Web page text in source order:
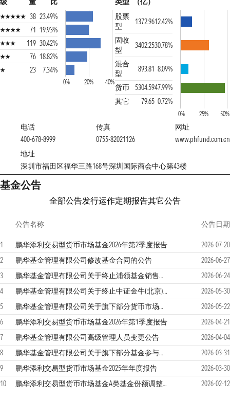
38 23.49%
71 19.93%
119 30.42%
76 18.82%
23
7.34%
0% 20% 40%
股票
型
1372.9612.42%
固收
型
3402.2530.78%
混合
型
893.81 8.09%
货币
5304.5947.99%
其它
79.65 0.72%
0% 25% 50%
电话
400-678-8999
传真
0755-82021126
网址
www.phfund.com.cn
地址
深圳市福田区福华三路168号深圳国际商会中心第43楼
基金公告
全部公告发行运作定期报告其它公告
公告名称 公告日期
1 鹏华添利交易型货币市场基金2026年第2季度报告
2026-07-20
2
鹏华基金管理有限公司修改基金合同的公告
2026-06-27
3
鹏华基金管理有限公司关于终止浦领基金销售有限公司办理本公司旗下基金销售业务的公告
2026-06-24
4
鹏华基金管理有限公司关于终止中证金牛(北京)基金销售有限公司办理本公司旗下基金销售业务的公告
2026-05-30
5
鹏华基金管理有限公司关于旗下部分货币市场基金场外基金份额在部分销售机构暂停办理申购（含定期定额投资）业务的公告
2026-05-22
6
鹏华添利交易型货币市场基金2026年第1季度报告
2026-04-21
7
鹏华基金管理有限公司高级管理人员变更公告
2026-04-04
8
鹏华基金管理有限公司关于旗下部分基金参与海南有知有行基金销售有限公司申购（含定期定额投资）费率优惠活动的公告
2026-03-31
9
鹏华添利交易型货币市场基金2025年年度报告
2026-03-30
10
鹏华添利交易型货币市场基金A类基金份额调整大额申购、转换转入和定期定额投资业务的公告 2026-02-12